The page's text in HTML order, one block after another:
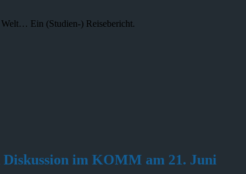
Ein (Studien-) Reisebericht.
im KOMM am 21. Juni